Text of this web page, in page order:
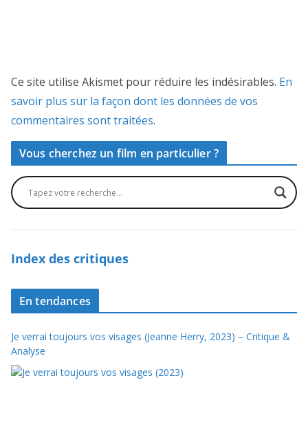
Ce site utilise Akismet pour réduire les indésirables. En
savoir plus sur la façon dont les données de vos
commentaires sont traitées.
Vous cherchez un film en particulier ?
Index des critiques
En tendances
Je verrai toujours vos visages (Jeanne Herry, 2023) – Critique &
Analyse